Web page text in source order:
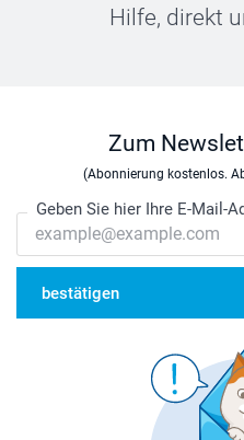
Hilfe, direkt
Zum
(Abonnierung kostenlos.
Geben Sie hier Ihre E-Mail-
bestätigen